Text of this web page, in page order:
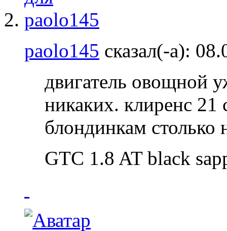
paolo145 сказал(-а):
двигатель овощной
никаких. клиренс
блондинкам столько
GTC 1.8 AT black